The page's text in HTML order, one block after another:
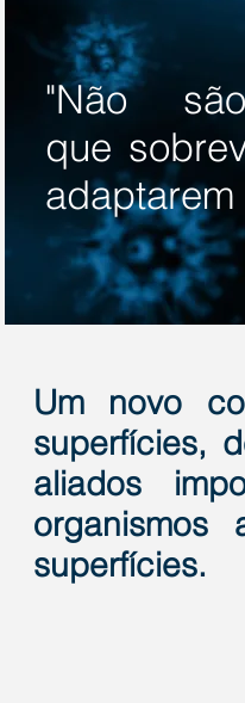
"Não
que
Um novo
superfícies,
aliados